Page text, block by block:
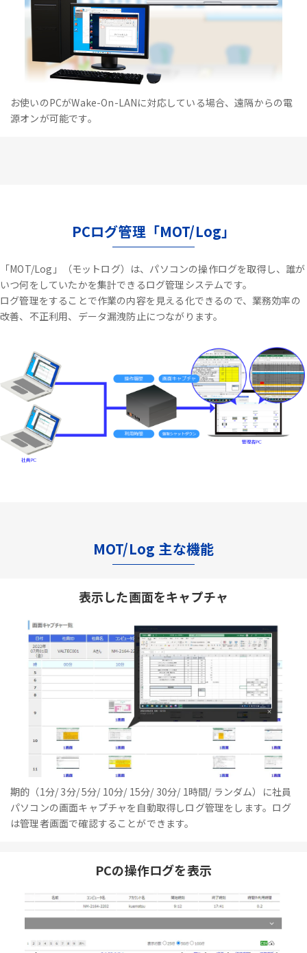
お使いのPCがWake-On-LANに対応している場合、遠隔からの電
源オンが可能です。
PCログ管理「MOT/Log」
「MOT/Log」（モットログ）は、パソコンの操作ログを取得し、誰が
いつ何をしていたかを集計できるログ管理システムです。
ログ管理をすることで作業の内容を見える化できるので、業務効率の
改善、不正利用、データ漏洩防止につながります。
MOT/Log 主な機能
表示した画面をキャプチャ
期的（1分/ 3分/ 5分/ 10分/ 15分/ 30分/ 1時間/ ランダム）に社員
パソコンの画面キャプチャを自動取得しログ管理をします。ログ
は管理者画面で確認することができます。
PCの操作ログを表示